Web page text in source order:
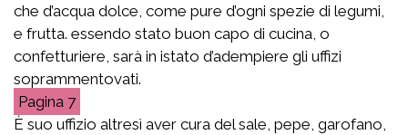
che d’acqua dolce, come pure d’ogni spezie di legumi,
e frutta. essendo stato buon capo di cucina, o
confetturiere, sarà in istato d’adempiere gli uffizi
soprammentovati.
7
È suo uffizio altresì aver cura del sale, pepe, garofano,